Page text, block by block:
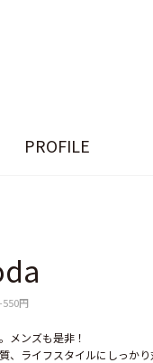
PROFILE
円
メンズも是非！
、ライフスタイルにしっか